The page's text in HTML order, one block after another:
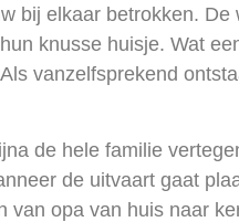
bij elkaar betrokken.
knusse huisje. Wat
vanzelfsprekend
de hele familie
de uitvaart gaat
van opa van huis naar